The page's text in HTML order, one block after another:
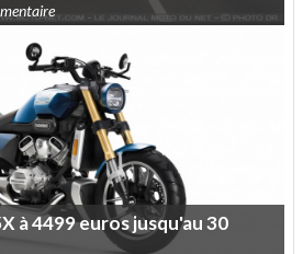
à4499eurosjusqu'au30